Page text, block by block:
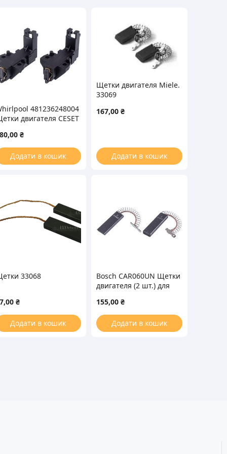
481236248004
двигателя CESET
₴
Додати в кошик
Щетки двигателя Miele.
33069
167,00₴
Додати в кошик
33068
₴
Додати в кошик
Bosch CAR060UN Щетки
двигателя (2 шт.) для
155,00₴
Додати в кошик